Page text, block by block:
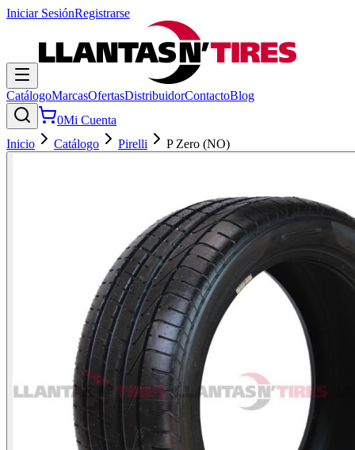
Iniciar SesiónRegistrarse
CatálogoMarcasOfertasDistribuidorContactoBlog
0Mi Cuenta
Inicio
Catálogo Pirelli P Zero (NO)